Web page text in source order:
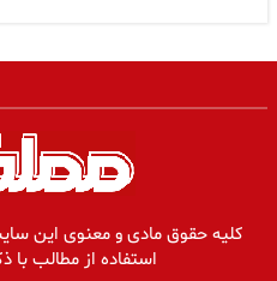
کلیه حقوق مادی و معنوی این
استفاده از مطالب با